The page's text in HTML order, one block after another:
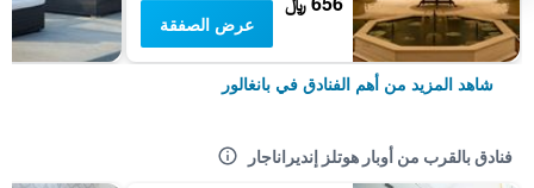
عرض الصفقة
شاهد المزيد من أهم الفنادق في بانغالور
فنادق بالقرب من أوبار هوتلز إنديراناجار